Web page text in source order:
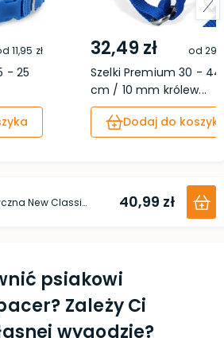
11,95 zł
- 25
32,49 zł od
Szelki Premium 30 - 44
cm / 10 mm królew...
Dodaj do
Smycz automatyczna New Classic Linka XS 8 kg 3 m niebieska 40,99 zł
psiakowi
Zależy Ci
wygodzie?